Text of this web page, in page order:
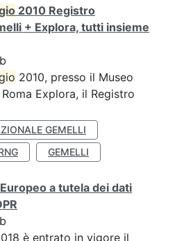
2010 Registro
+ Explora, tutti insieme
2010, presso il Museo
Explora, il Registro
GEMELLI
GEMELLI
a tutela dei dati
è entrato in vigore il